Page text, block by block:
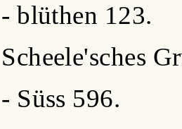
- blüthen 123.
Scheele'sches
- Süss 596.